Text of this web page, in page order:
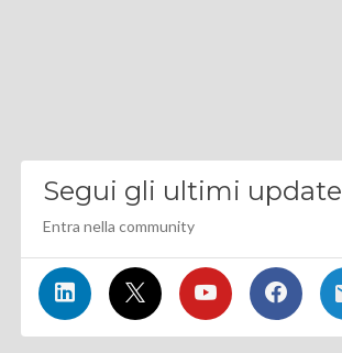
Segui gli ultimi update
Entra nella community